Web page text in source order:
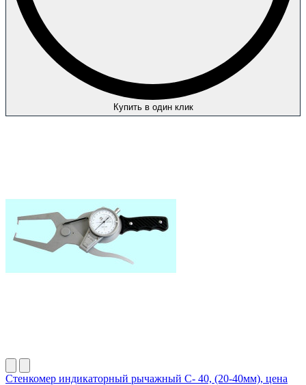
Купить в один клик
Стенкомер индикаторный рычажный С- 40, (20-40мм), цена